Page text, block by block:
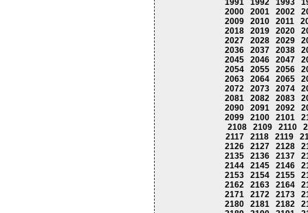
1991 1992 1993
2000
2001 2002
2009
2010 2011
2018
2019 2020
2027
2028 2029
2036
2037 2038
2045
2046 2047
2054
2055 2056
2063
2064 2065
2072
2073 2074
2081
2082 2083
2090
2091 2092
2099
2100 2101
2108
2109 2110
2117
2118 2119
2126
2127 2128
2135
2136 2137
2144
2145 2146
2153
2154 2155
2162
2163 2164
2171
2172 2173
2180
2181 2182